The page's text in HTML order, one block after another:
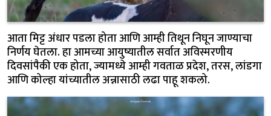
आता मिट्ट अंधार पडला होता आणि आम्ही तिथून निघून जाण्याचा
निर्णय घेतला. हा आमच्या आयुष्यातील सर्वात अविस्मरणीय
दिवसांपैकी एक होता, ज्यामध्ये आम्ही गवताळ प्रदेश, तरस, लांडगा
आणि कोल्हा यांच्यातील अन्नासाठी लढा पाहू शकलो.